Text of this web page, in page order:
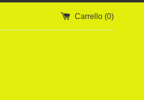
Carrello (0)